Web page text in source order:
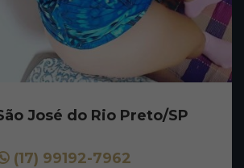
José do Rio Preto/SP
(17) 99192-7962